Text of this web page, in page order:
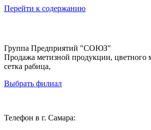
Перейти к содержанию
Группа Предприятий "СОЮЗ"
Продажа метизной продукции, цветного
сетка рабица,
Выбрать филиал
Телефон в г. Самара: